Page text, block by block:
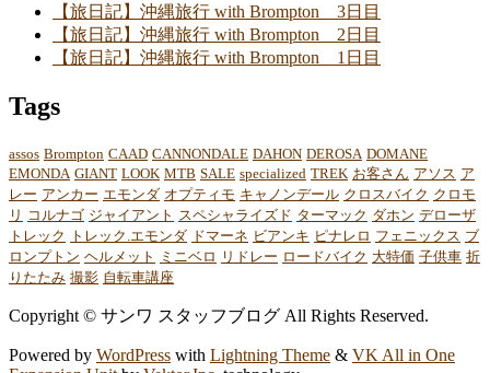
【旅日記】沖縄旅行 with Brompton 3日目
【旅日記】沖縄旅行 with Brompton 2日目
【旅日記】沖縄旅行 with Brompton 1日目
Tags
assos Brompton CAAD CANNONDALE DAHON DEROSA DOMANE
EMONDA GIANT LOOK MTB SALE specialized TREK お客さん アソス ア
レー アンカー エモンダ オプティモ キャノンデール クロスバイク クロモ
リ コルナゴ ジャイアント スペシャライズド ターマック ダホン デローザ
トレック
トレック.エモンダ ドマーネ ビアンキ ピナレロ フェニックス ブ
ロンプトン ヘルメット ミニベロ リドレー ロードバイク 大特価 子供車 折
りたたみ 撮影 自転車講座
Copyright © サンワ スタッフブログ All Rights Reserved.
Powered by WordPress with Lightning Theme & VK All in One